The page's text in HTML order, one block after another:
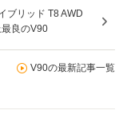
ブリッド T8 AWD
良のV90
V90の最新記事一覧